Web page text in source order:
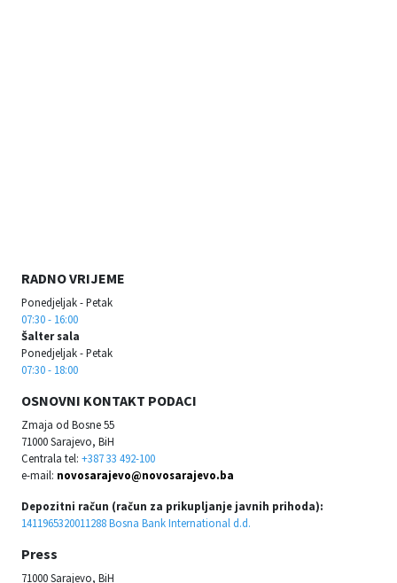
RADNO VRIJEME
Ponedjeljak - Petak
07:30 - 16:00
Šalter sala
Ponedjeljak - Petak
07:30 - 18:00
OSNOVNI KONTAKT PODACI
Zmaja od Bosne 55
71000 Sarajevo, BiH
Centrala tel: +387 33 492-100
e-mail: novosarajevo@novosarajevo.ba
Depozitni račun (račun za prikupljanje javnih prihoda):
1411965320011288 Bosna Bank International d.d.
Press
71000 Sarajevo, BiH